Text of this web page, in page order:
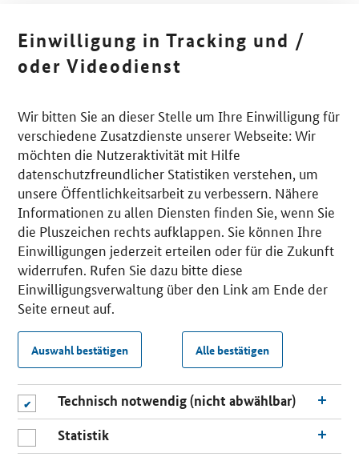
Einwilligung in Tracking und /
oder Videodienst
Wir bitten Sie an dieser Stelle um Ihre Einwilligung für
verschiedene Zusatzdienste unserer Webseite: Wir
möchten die Nutzeraktivität mit Hilfe
datenschutzfreundlicher Statistiken verstehen, um
unsere Öffentlichkeitsarbeit zu verbessern. Nähere
Informationen zu allen Diensten finden Sie, wenn Sie
die Pluszeichen rechts aufklappen. Sie können Ihre
Einwilligungen jederzeit erteilen oder für die Zukunft
widerrufen. Rufen Sie dazu bitte diese
Einwilligungsverwaltung über den Link am Ende der
Seite erneut auf.
Auswahl bestätigen Alle bestätigen
Technisch notwendig (nicht abwählbar)
Statistik